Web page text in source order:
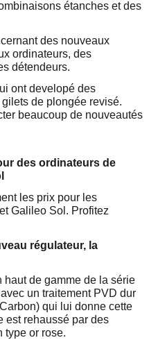
étanches et des
des nouveaux
ordinateurs, des
détendeurs.
ont developé des
de plongée revisé.
beaucoup de nouveautés
des ordinateurs de
les prix pour les
Galileo Sol. Profitez
régulateur, la
haut de gamme de la série
un traitement PVD dur
qui lui donne cette
est rehaussé par des
type or rose.